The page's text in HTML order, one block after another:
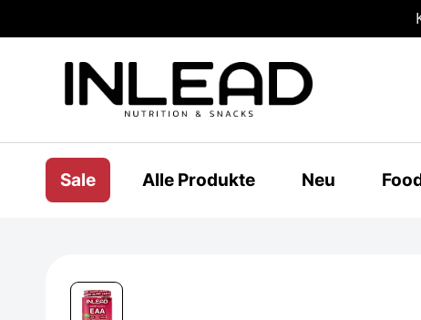
Sale Alle Produkte Neu